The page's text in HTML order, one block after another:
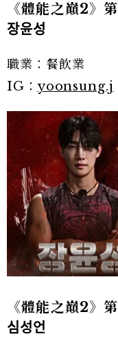
《體能之巔2》
장윤성
職業：餐飲業
IG：yoonsung.j
《體能之巔2》
심성언